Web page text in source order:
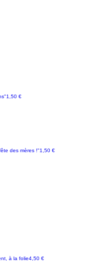
Prix
1,50 €
des mères !"Prix
1,50 €
à la foliePrix
4,50 €